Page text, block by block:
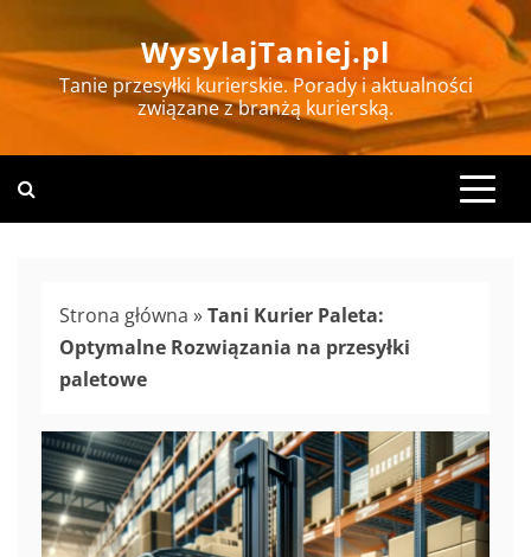
to
content
WysylajTaniej.pl
Tanie przesyłki kurierskie. Porady i aktualności
związane z branżą kurierską.
Strona główna »Tani Kurier Paleta:
Optymalne Rozwiązania na przesyłki
paletowe